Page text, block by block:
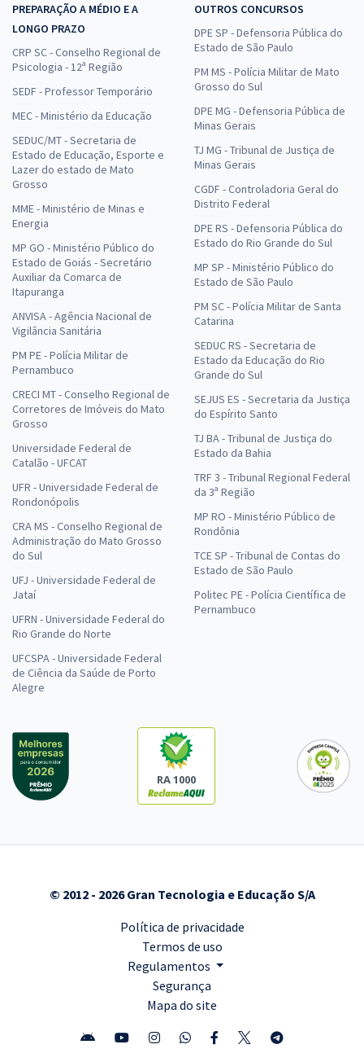
PREPARAÇÃO A MÉDIO E A
LONGO PRAZO
CRP SC - Conselho Regional de
Psicologia - 12ª Região
SEDF - Professor Temporário
MEC - Ministério da Educação
SEDUC/MT - Secretaria de
Estado de Educação, Esporte e
Lazer do estado de Mato
Grosso
MME - Ministério de Minas e
Energia
MP GO - Ministério Público do
Estado de Goiás - Secretário
Auxiliar da Comarca de
Itapuranga
ANVISA - Agência Nacional de
Vigilância Sanitária
PM PE - Polícia Militar de
Pernambuco
CRECI MT - Conselho Regional de
Corretores de Imóveis do Mato
Grosso
Universidade Federal de
Catalão - UFCAT
UFR - Universidade Federal de
Rondonópolis
CRA MS - Conselho Regional de
Administração do Mato Grosso
do Sul
UFJ - Universidade Federal de
Jataí
UFRN - Universidade Federal do
Rio Grande do Norte
UFCSPA - Universidade Federal
de Ciência da Saúde de Porto
Alegre
OUTROS CONCURSOS
DPE SP - Defensoria Pública do
Estado de São Paulo
PM MS - Polícia Militar de Mato
Grosso do Sul
DPE MG - Defensoria Pública de
Minas Gerais
TJ MG - Tribunal de Justiça de
Minas Gerais
CGDF - Controladoria Geral do
Distrito Federal
DPE RS - Defensoria Pública do
Estado do Rio Grande do Sul
MP SP - Ministério Público do
Estado de São Paulo
PM SC - Polícia Militar de Santa
Catarina
SEDUC RS - Secretaria de
Estado da Educação do Rio
Grande do Sul
SEJUS ES - Secretaria da Justiça
do Espírito Santo
TJ BA - Tribunal de Justiça do
Estado da Bahia
TRF 3 - Tribunal Regional Federal
da 3ª Região
MP RO - Ministério Público de
Rondônia
TCE SP - Tribunal de Contas do
Estado de São Paulo
Politec PE - Polícia Científica de
Pernambuco
RA 1000
© 2012 - 2026 Gran Tecnologia e Educação S/A
Política de privacidade
Termos de uso
Regulamentos
Segurança
Mapa do site